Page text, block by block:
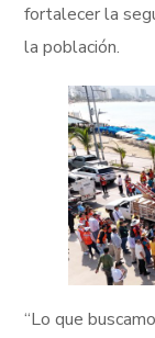
fortalecer la
la población.
“Lo que